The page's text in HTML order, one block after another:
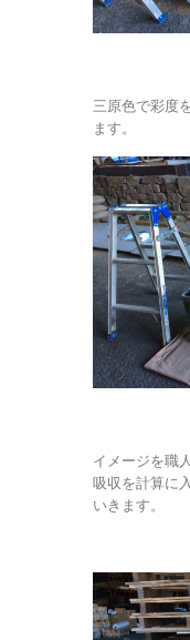
三原色で彩度
ます。
イメージを職
吸収を計算に
いきます。